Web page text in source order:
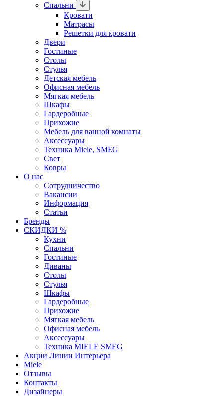
Спальни
Кровати
Матрасы
Решетки для кровати
Двери
Гостиные
Столы
Стулья
Детская мебель
Офисная мебель
Мягкая мебель
Шкафы
Гардеробные
Прихожие
Мебель для ванной комнаты
Аксессуары
Техника Miele, SMEG
Свет
Ковры
О нас
Сотрудничество
Вакансии
Информация
Статьи
Бренды
СКИДКИ %
Кухни
Спальни
Гостиные
Диваны
Столы
Стулья
Шкафы
Гардеробные
Прихожие
Мягкая мебель
Офисная мебель
Аксессуары
Техника MIELE SMEG
Акции Линии Интерьера
Miele
Отзывы
Контакты
Дизайнеры